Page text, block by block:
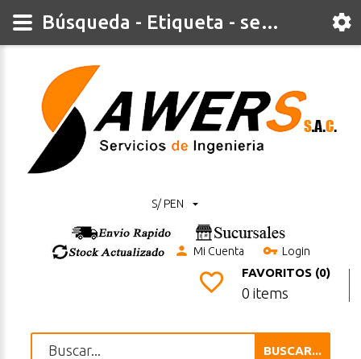
S/ PEN
Mi Cuenta Login
FAVORITOS (0)
0 items
BUSCAR...
Búsqueda - Etiqueta - sen0308